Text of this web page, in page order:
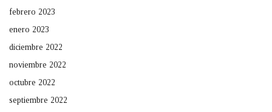
febrero 2023
enero 2023
diciembre 2022
noviembre 2022
octubre 2022
septiembre 2022